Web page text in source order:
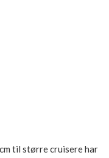
til større cruisere har